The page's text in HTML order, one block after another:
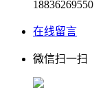
18836269550
在线留言
微信扫一扫